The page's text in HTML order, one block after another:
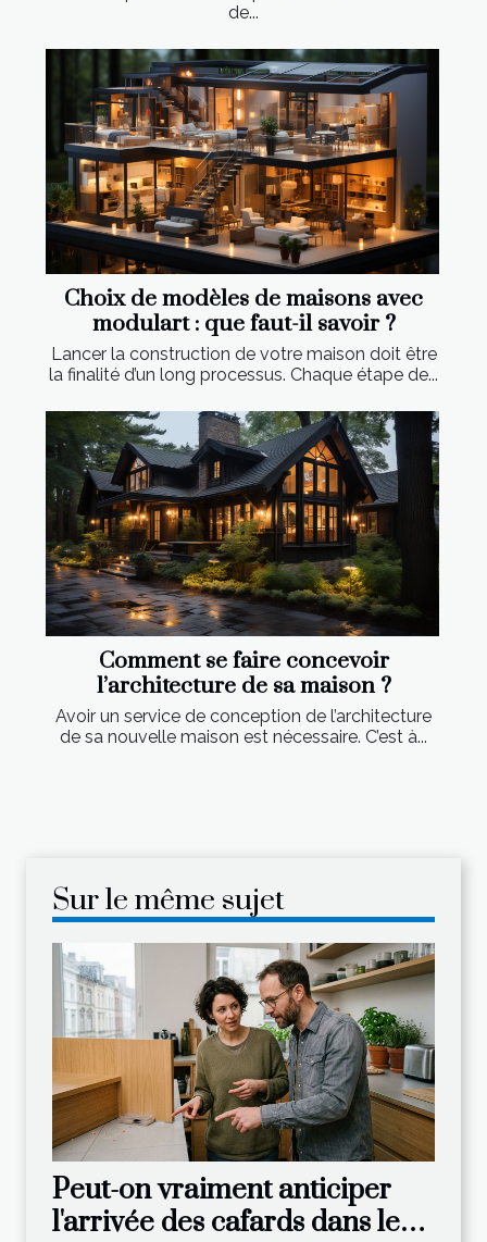
de...
Choix de modèles de maisons avec
modulart : que faut-il savoir ?
Lancer la construction de votre maison doit être
la finalité d’un long processus. Chaque étape de...
Comment se faire concevoir
l’architecture de sa maison ?
Avoir un service de conception de l’architecture
de sa nouvelle maison est nécessaire. C’est à...
Sur le même sujet
Peut-on vraiment anticiper
l'arrivée des cafards dans les